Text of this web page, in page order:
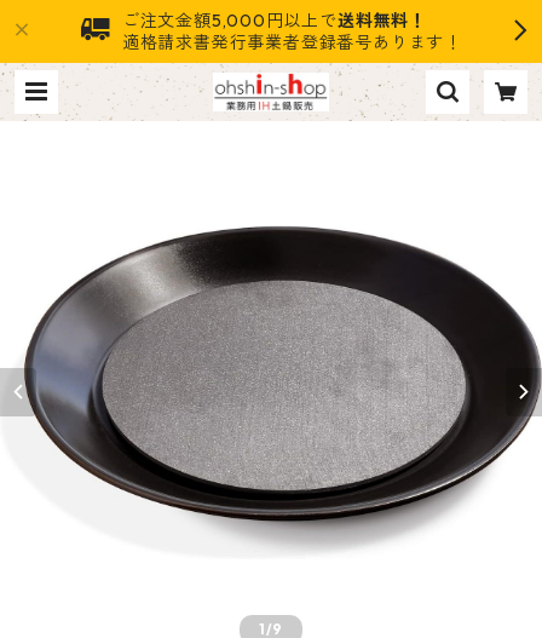
ご注文金額5,000円以上で送料無料！
適格請求書発行事業者登録番号あります！
1/9